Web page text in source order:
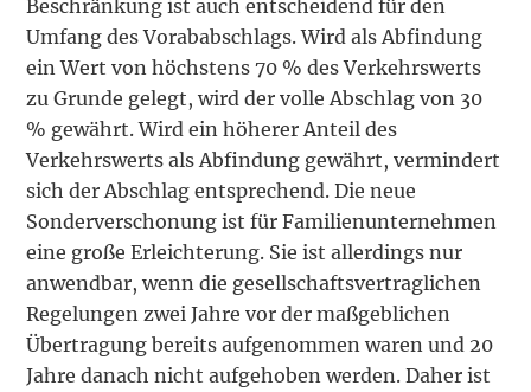
Beschränkung ist auch entscheidend für den
Umfang des Vorababschlags. Wird als Abfindung
ein Wert von höchstens 70 % des Verkehrswerts
zu Grunde gelegt, wird der volle Abschlag von 30
% gewährt. Wird ein höherer Anteil des
Verkehrswerts als Abfindung gewährt, vermindert
sich der Abschlag entsprechend. Die neue
Sonderverschonung ist für Familienunternehmen
eine große Erleichterung. Sie ist allerdings nur
anwendbar, wenn die gesellschaftsvertraglichen
Regelungen zwei Jahre vor der maßgeblichen
Übertragung bereits aufgenommen waren und 20
Jahre danach nicht aufgehoben werden. Daher ist